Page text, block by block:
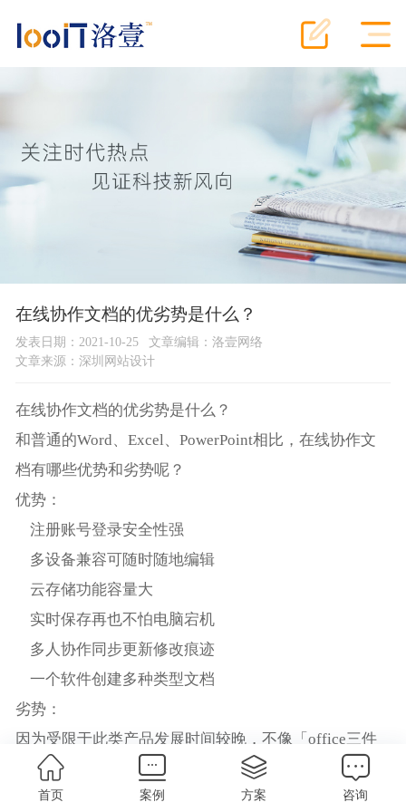
在线协作文档的优劣势是什么？
发表日期：2021-10-25
文章编辑：洛壹网络
文章来源： 深圳网站设计
在线协作文档的优劣势是什么？
和普通的Word、Excel、PowerPoint相比，在线协作文
档有哪些优势和劣势呢？
优势：
注册账号登录安全性强
多设备兼容可随时随地编辑
云存储功能容量大
实时保存再也不怕电脑宕机
多人协作同步更新修改痕迹
一个软件创建多种类型文档
劣势：
因为受限于此类产品发展时间较晚，不像「office三件
套」那样历史悠久，更何况通常这类软件是一个产品中
兼具多种文档形式，所以在编辑排版、数据处理等功能
首页 案例 方案 咨询